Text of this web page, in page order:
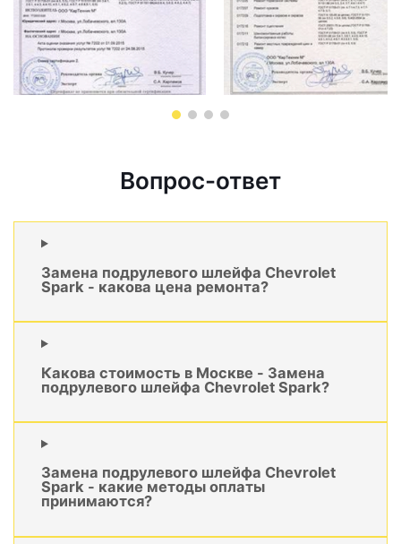
Вопрос-ответ
Замена подрулевого шлейфа Chevrolet
Spark - какова цена ремонта?
Какова стоимость в Москве - Замена
подрулевого шлейфа Chevrolet Spark?
Замена подрулевого шлейфа Chevrolet
Spark - какие методы оплаты
принимаются?